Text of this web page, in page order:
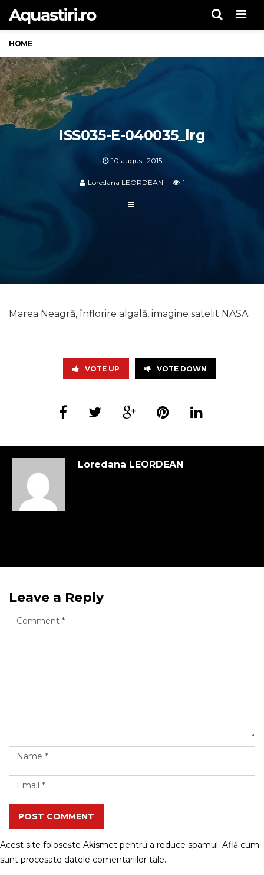
Aquastiri.ro
HOME
ISS035-E-040035_lrg
10 august 2015
Loredana LEORDEAN 1
Marea Neagră, înflorire algală, imagine satelit NASA
VOTE UP VOTE DOWN
Loredana LEORDEAN
Leave a Reply
POST COMMENT
Acest site folosește Akismet pentru a reduce spamul. Află cum
sunt procesate datele comentariilor tale.